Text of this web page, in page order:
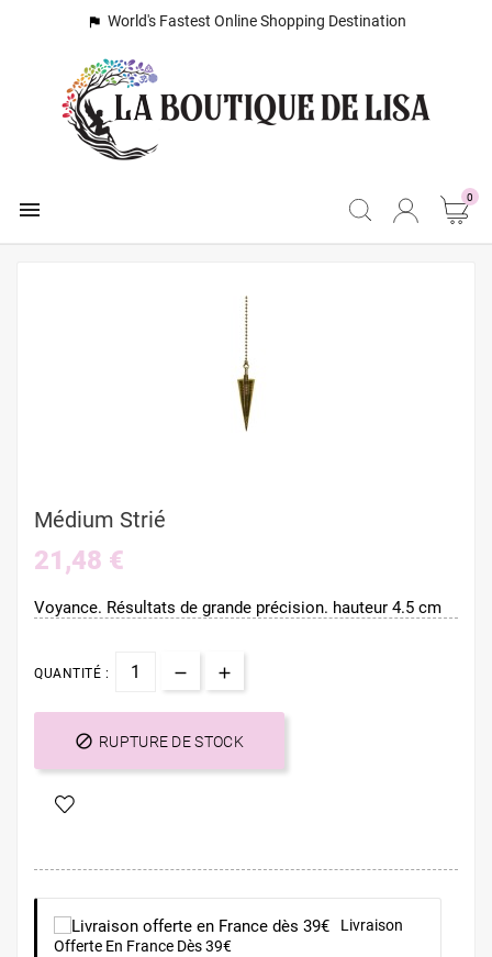
 World's Fastest Online Shopping Destination
 0
Médium Strié
21,48 €
Voyance. Résultats de grande précision. hauteur 4.5 cm
QUANTITÉ :
 RUPTURE DE STOCK
Livraison
Offerte En France Dès 39€